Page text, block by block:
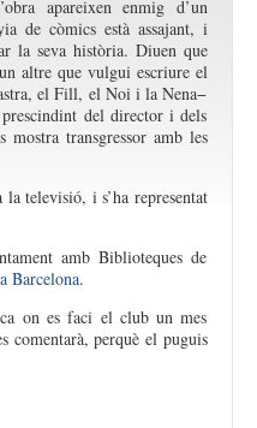
apareixen enmig d’un
de còmics està assajant, i
la seva història. Diuen que
altre que vulgui escriure el
el Fill, el Noi i la Nena−
del director i dels
mostra transgressor amb les
televisió, i s’ha representat
amb Biblioteques de
Barcelona.
on es faci el club un mes
comentarà, perquè el puguis